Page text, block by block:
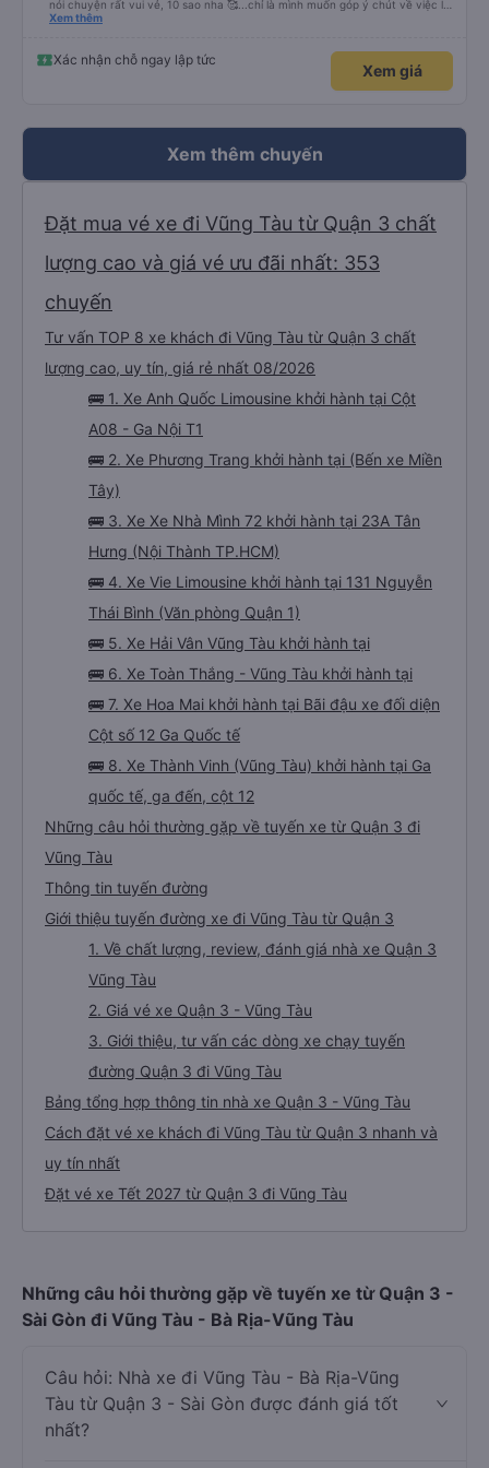
nói chuyện rất vui vẻ, 10 sao nha 🥰...chỉ là mình muốn góp ý chút về việc lái
xe, mặc dù mình nghĩ chắc mấy bác tài cũng thuộc dạng vững tay lái nên
là gì thì mình cũng mong các bác tài luôn cẩn thận vì sự an toàn của bản
thân và nhg hành khách trên xe là ok, lần sau có dịp mình sẽ tiếp tục ủng hộ
nhà xe, chúc nhà xe luôn làm ăn phát đạt và luôn giữ vững phong độ phục
Xem thêm
Xác nhận chỗ ngay lập tức
Xem giá
Xem thêm chuyến
Đặt mua vé xe đi Vũng Tàu từ Quận 3 chất
lượng cao và giá vé ưu đãi nhất: 353
chuyến
Tư vấn TOP 8 xe khách đi Vũng Tàu từ Quận 3 chất
lượng cao, uy tín, giá rẻ nhất 08/2026
🚌 1. Xe Anh Quốc Limousine khởi hành tại Cột
A08 - Ga Nội T1
🚌 2. Xe Phương Trang khởi hành tại (Bến xe Miền
Tây)
🚌 3. Xe Xe Nhà Mình 72 khởi hành tại 23A Tân
Hưng (Nội Thành TP.HCM)
🚌 4. Xe Vie Limousine khởi hành tại 131 Nguyễn
Thái Bình (Văn phòng Quận 1)
🚌 5. Xe Hải Vân Vũng Tàu khởi hành tại
🚌 6. Xe Toàn Thắng - Vũng Tàu khởi hành tại
🚌 7. Xe Hoa Mai khởi hành tại Bãi đậu xe đối diện
Cột số 12 Ga Quốc tế
🚌 8. Xe Thành Vinh (Vũng Tàu) khởi hành tại Ga
quốc tế, ga đến, cột 12
Những câu hỏi thường gặp về tuyến xe từ Quận 3 đi
Vũng Tàu
Thông tin tuyến đường
Giới thiệu tuyến đường xe đi Vũng Tàu từ Quận 3
1. Về chất lượng, review, đánh giá nhà xe Quận 3
Vũng Tàu
2. Giá vé xe Quận 3 - Vũng Tàu
3. Giới thiệu, tư vấn các dòng xe chạy tuyến
đường Quận 3 đi Vũng Tàu
Bảng tổng hợp thông tin nhà xe Quận 3 - Vũng Tàu
Cách đặt vé xe khách đi Vũng Tàu từ Quận 3 nhanh và
uy tín nhất
Đặt vé xe Tết 2027 từ Quận 3 đi Vũng Tàu
Những câu hỏi thường gặp về tuyến xe từ Quận 3 -
Sài Gòn đi Vũng Tàu - Bà Rịa-Vũng Tàu
Câu hỏi: Nhà xe đi Vũng Tàu - Bà Rịa-Vũng
Tàu từ Quận 3 - Sài Gòn được đánh giá tốt
nhất?